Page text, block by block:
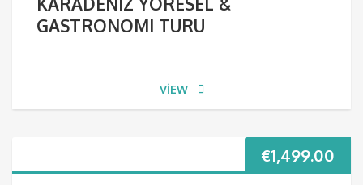
GASTRONOMI TURU
VIEW
€1,499.00